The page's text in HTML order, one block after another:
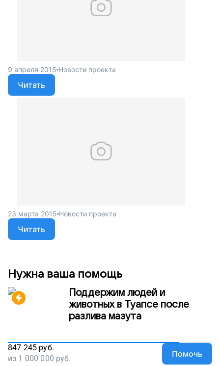
9 апреля 2015 Новости проекта
Читать
23 марта 2015 Новости проекта
Читать
Нужна ваша помощь
Поддержим людей и
животных в Туапсе после
разлива мазута
847 245 руб.
из 1 000 000 руб. Помочь